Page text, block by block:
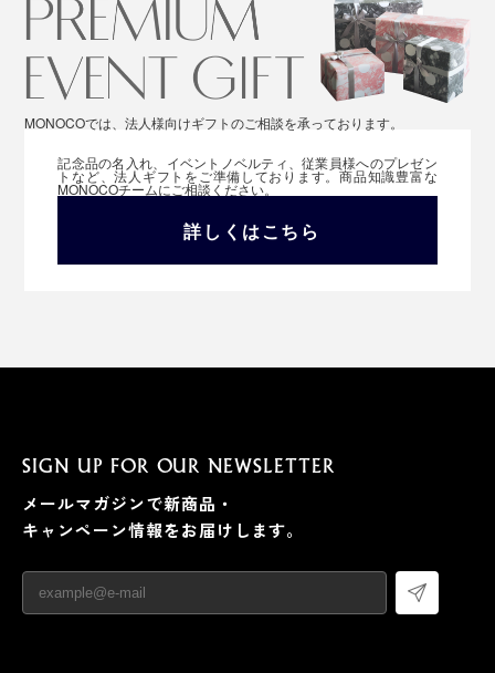
MONOCOでは、法人様向けギフトのご相談を承っております。
記念品の名入れ、イベントノベルティ、従業員様へのプレゼン
トなど、法人ギフトをご準備しております。商品知識豊富な
MONOCOチームにご相談ください。
詳しくはこちら
SIGN UP FOR OUR NEWSLETTER
メールマガジンで新商品・
キャンペーン情報をお届けします。